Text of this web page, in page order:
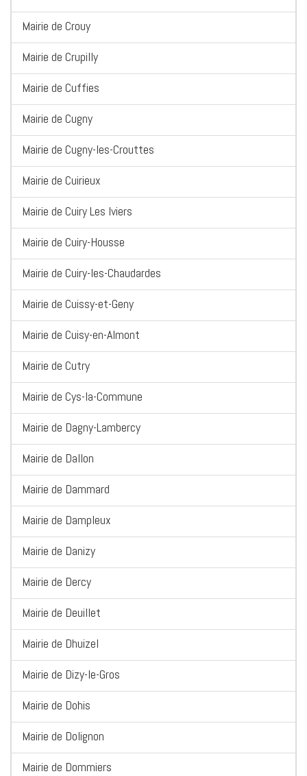
Mairie de Crouy
Mairie de Crupilly
Mairie de Cuffies
Mairie de Cugny
Mairie de Cugny-les-Crouttes
Mairie de Cuirieux
Mairie de Cuiry Les Iviers
Mairie de Cuiry-Housse
Mairie de Cuiry-les-Chaudardes
Mairie de Cuissy-et-Geny
Mairie de Cuisy-en-Almont
Mairie de Cutry
Mairie de Cys-la-Commune
Mairie de Dagny-Lambercy
Mairie de Dallon
Mairie de Dammard
Mairie de Dampleux
Mairie de Danizy
Mairie de Dercy
Mairie de Deuillet
Mairie de Dhuizel
Mairie de Dizy-le-Gros
Mairie de Dohis
Mairie de Dolignon
Mairie de Dommiers